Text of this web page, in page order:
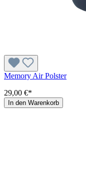
Memory Air Polster
29,00 €*
In den Warenkorb